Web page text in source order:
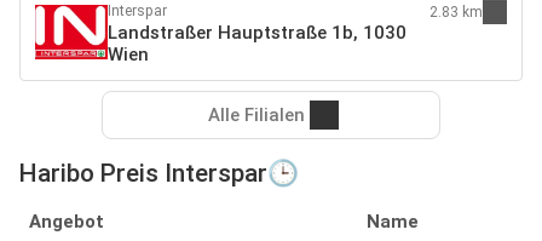
Interspar
Landstraßer Hauptstraße 1b, 1030
Wien
2.83 km
Alle Filialen
Haribo Preis Interspar🕒
Angebot Name